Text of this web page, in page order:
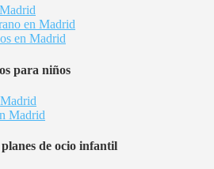
en Madrid
en Madrid
para niños
Madrid
de ocio infantil